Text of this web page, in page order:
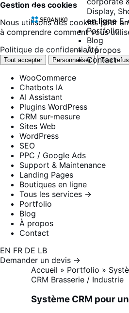
Gestion des cookies
Nous utilisons des cookies pour
à comprendre comment vous
Politique de confidentialité
Tout accepter Personnaliser Tout
Display,
en ligne
Portfolio
Blog
À propos
Contact
WooCommerce
Chatbots IA
AI Assistant
Plugins WordPress
CRM sur-mesure
Sites Web
WordPress
SEO
PPC / Google Ads
Support & Maintenance
Landing Pages
Boutiques en ligne
Tous les services →
Portfolio
Blog
À propos
Contact
EN FR DE LB
Demander un devis →
Accueil » Portfolio »
CRM Brasserie / Industrie
Système CRM pour